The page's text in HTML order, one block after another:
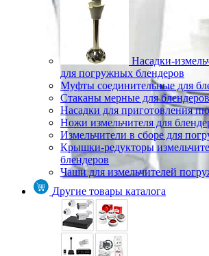
Насадки-
для погружных блендеров
Муфты соединительные для
Стаканы мерные для блендеров
Насадки для приготовления
Ножи измельчителя для
Измельчители в сборе для
Крышки-редукторы
блендеров
Чаши для измельчителей
Другие товары каталога